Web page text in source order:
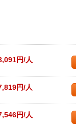
円/人
円/人
円/人